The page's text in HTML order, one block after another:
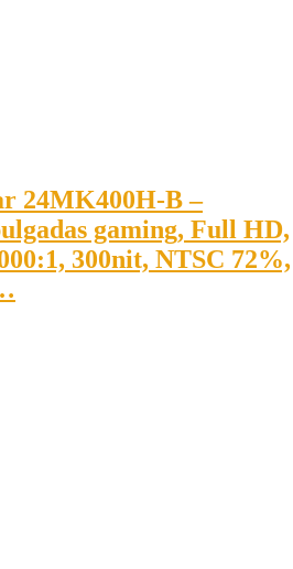
24MK400H-B –
gaming, Full HD,
300nit, NTSC 72%,